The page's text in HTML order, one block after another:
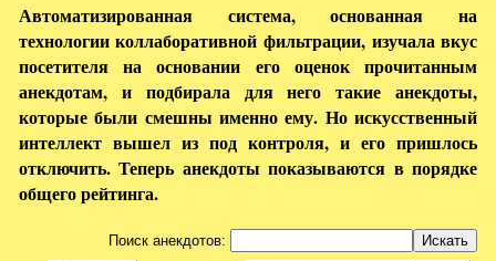
Автоматизированная система, основанная на
технологии коллаборативной фильтрации, изучала вкус
посетителя на основании его оценок прочитанным
анекдотам, и подбирала для него такие анекдоты,
которые были смешны именно ему. Но искусственный
интеллект вышел из под контроля, и его пришлось
отключить. Теперь анекдоты показываются в порядке
общего рейтинга.
Поиск анекдотов: